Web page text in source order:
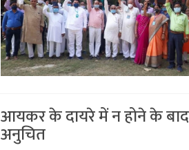
आयकर के दायरे में न होने के बाद
अनुचित